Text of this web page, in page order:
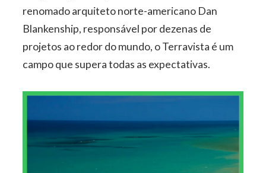
renomado arquiteto norte-americano Dan
Blankenship, responsável por dezenas de
projetos ao redor do mundo, o Terravista é um
campo que supera todas as expectativas.